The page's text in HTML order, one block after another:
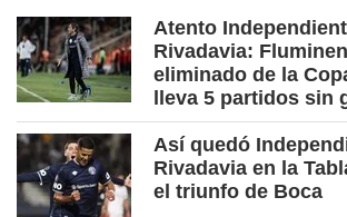
Atento
Rivadavia:
eliminado de la
lleva 5 partidos sin
Así quedó
Rivadavia en la
el triunfo de Boca